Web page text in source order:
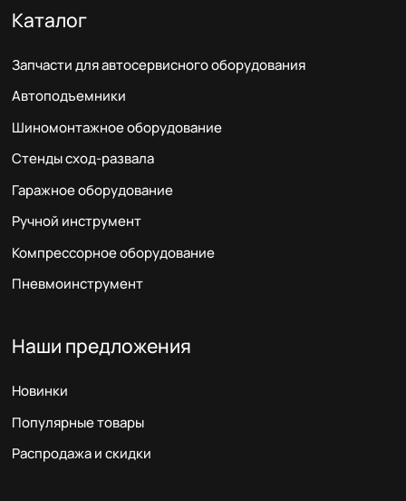
Каталог
Запчасти для автосервисного оборудования
Автоподъемники
Шиномонтажное оборудование
Стенды сход-развала
Гаражное оборудование
Ручной инструмент
Компрессорное оборудование
Пневмоинструмент
Наши предложения
Новинки
Популярные товары
Распродажа и скидки